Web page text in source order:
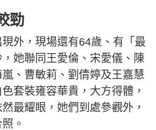
勁
外，現場還有64歲、有「最
她聯同王愛倫、宋愛儀、陳
、曹敏莉、劉倩婷及王嘉慧
套裝雍容華貴，大方得體，
最耀眼，她們到處參觀外，
。